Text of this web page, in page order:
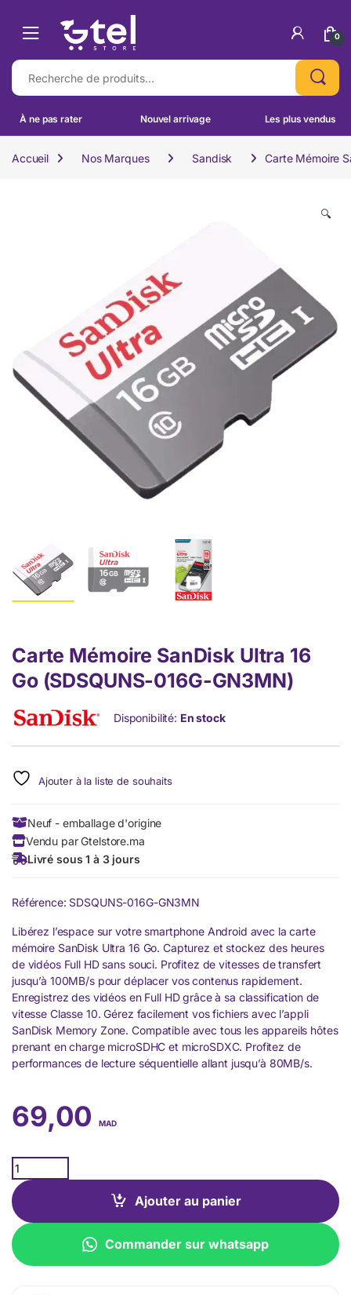
0
Recherche pour :
À ne pas rater Nouvel arrivage Les plus vendus
Accueil Nos Marques Sandisk Carte Mémoire
🔍
Carte Mémoire SanDisk Ultra 16
Go (SDSQUNS-016G-GN3MN)
Disponibilité: En stock
Ajouter à la liste de souhaits
Neuf - emballage d'origine
Vendu par Gtelstore.ma
Livré sous 1 à 3 jours
Référence: SDSQUNS-016G-GN3MN
Libérez l’espace sur votre smartphone Android avec la carte
mémoire SanDisk Ultra 16 Go. Capturez et stockez des heures
de vidéos Full HD sans souci. Profitez de vitesses de transfert
jusqu’à 100MB/s pour déplacer vos contenus rapidement.
Enregistrez des vidéos en Full HD grâce à sa classification de
vitesse Classe 10. Gérez facilement vos fichiers avec l’appli
SanDisk Memory Zone. Compatible avec tous les appareils hôtes
prenant en charge microSDHC et microSDXC. Profitez de
performances de lecture séquentielle allant jusqu’à 80MB/s.
69,00MAD
Quantity
Ajouter au panier
Commander sur whatsapp